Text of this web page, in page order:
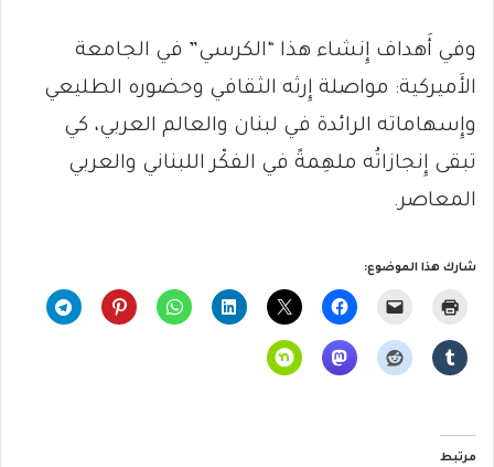
وفي أَهداف إِنشاء هذا “الكرسي” في الجامعة
الأَميركية: مواصلة إِرثه الثقافي وحضوره الطليعي
وإِسهاماته الرائدة في لبنان والعالم العربي، كي
تبقى إِنجازاتُه ملهِمةً في الفكْر اللبناني والعربي
المعاصر.
شارك هذا الموضوع:
مرتبط